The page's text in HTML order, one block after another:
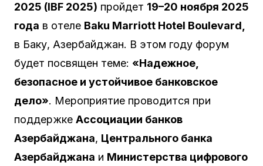
2025 (IBF 2025) пройдет 19–20 ноября 2025
года в отеле Baku Marriott Hotel Boulevard
в Баку, Азербайджан. В этом году форум
будет посвящен теме: «Надежное,
безопасное и устойчивое банковское
дело». Мероприятие проводится при
поддержке Ассоциации банков
Азербайджана, Центрального банка
Азербайджана и Министерства цифрового